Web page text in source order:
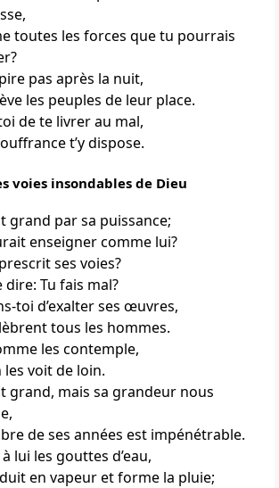
toutes les forces que tu pourrais
pas après la nuit,
les peuples de leur place.
de te livrer au mal,
t’y dispose.
voies insondables de Dieu
grand par sa puissance;
enseigner comme lui?
ses voies?
dire: Tu fais mal?
toi d’exalter ses œuvres,
tous les hommes.
les contemple,
les voit de loin.
grand, mais sa grandeur nous
de ses années est impénétrable.
lui les gouttes d’eau,
en vapeur et forme la pluie;